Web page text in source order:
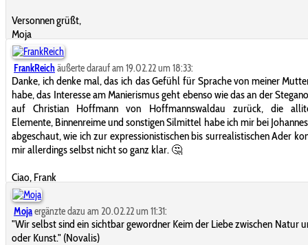
Versonnen grüßt,
Moja
FrankReichäußerte darauf am 19.02.22 um 18:33:
Danke, ich denke mal, das ich das Gefühl für Sprache von meiner
habe, das Interesse am Manierismus geht ebenso wie das an der
auf Christian Hoffmann von Hoffmannswaldau zurück, die
Elemente, Binnenreime und sonstigen Silmittel habe ich mir bei
abgeschaut, wie ich zur expressionistischen bis surrealistischen Ader
mir allerdings selbst nicht so ganz klar. 🤔
Ciao, Frank
Mojaergänzte dazu am 20.02.22 um 11:31:
"Wir selbst sind ein sichtbar gewordner Keim der Liebe zwischen Natur
oder Kunst." (Novalis)